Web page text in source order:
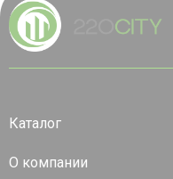
Каталог
О компании